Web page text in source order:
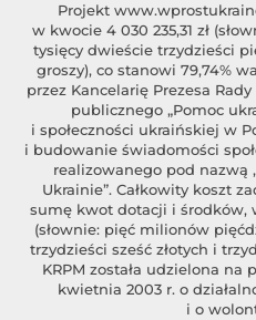
Projekt
w kwocie 4 030 235,31 zł
tysięcy dwieście trzydzieści
groszy), co stanowi 79,74%
przez Kancelarię Prezesa
publicznego „Pomoc
i społeczności ukraińskiej w
i budowanie świadomości
realizowanego pod nazwą
Ukrainie”. Całkowity koszt
sumę kwot dotacji i środków,
(słownie: pięć milionów
trzydzieści sześć złotych i
KRPM została udzielona
kwietnia 2003 r. o
i o